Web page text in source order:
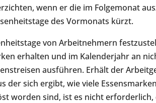
wenn er die im Folgemonat
des Vormonats kürzt.
von Arbeitnehmern
erhalten und im Kalenderjahr an
ausführen. Erhält der
der sich ergibt, wie viele
worden sind, ist es nicht erforderlich,